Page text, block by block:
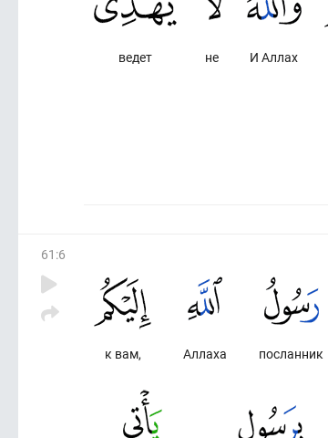
И Аллах
не
ведет
61 :6
посланник
Аллаха
к вам,